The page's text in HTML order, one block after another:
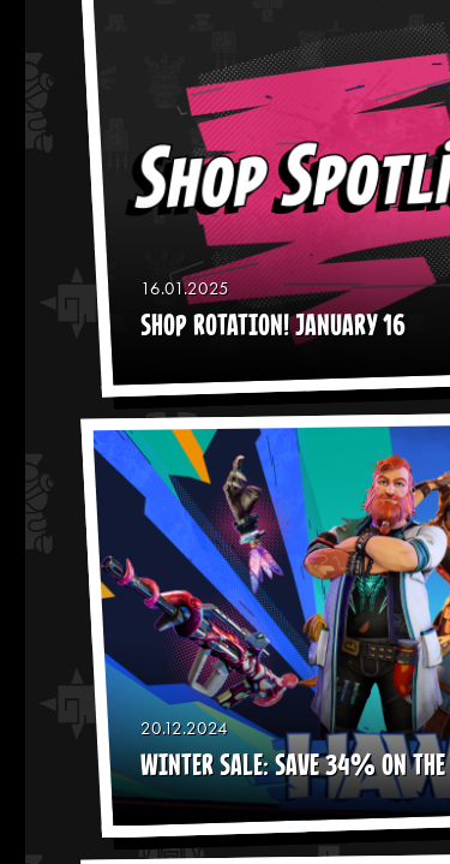
16.01.2025
SHOP ROTATION! JANUARY 16
20.12.2024
WINTER SALE: SAVE 34% ON